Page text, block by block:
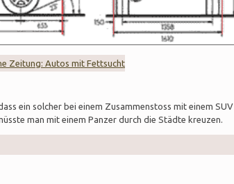
Zeitung: Autos mit Fettsucht
ein solcher bei einem Zusammenstoss mit einem SUV
man mit einem Panzer durch die Städte kreuzen.